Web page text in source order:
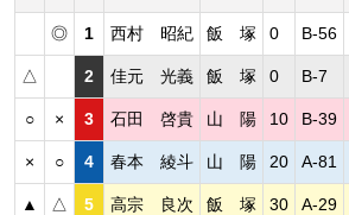
◎ 1 西村 昭紀 飯 塚 0 B-56
△ 2 佳元 光義 飯 塚 0 B-7
○ × 3 石田 啓貴 山 陽 10 B-39
× ○ 4 春本 綾斗 山 陽 20 A-81
▲ △ 5 高宗 良次 飯 塚 30 A-29